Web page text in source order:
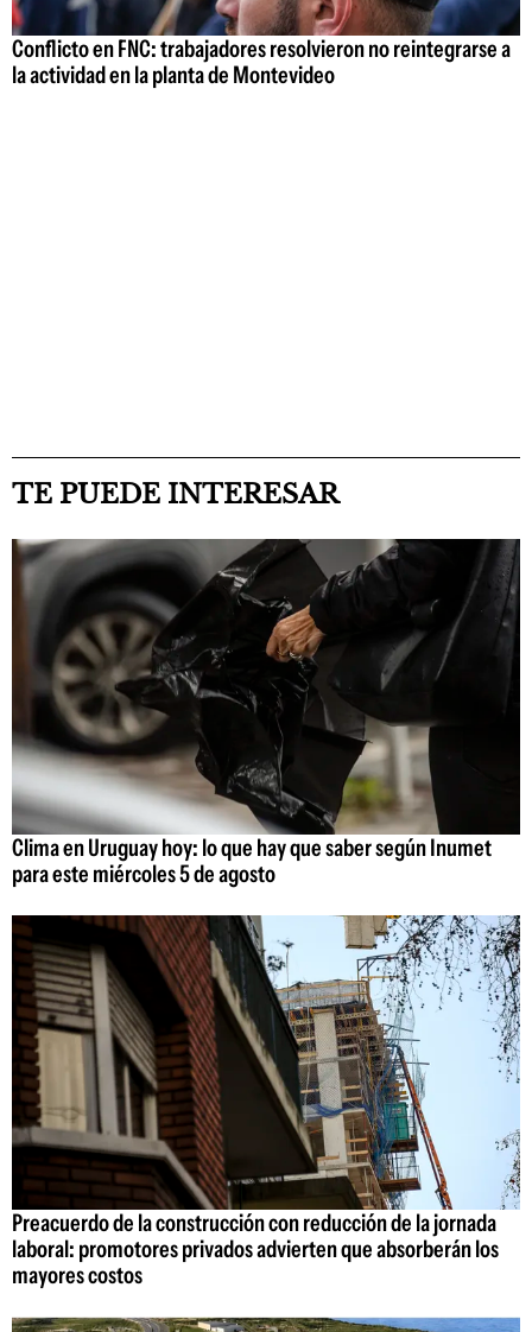
Conflicto en FNC: trabajadores resolvieron no reintegrarse a
la actividad en la planta de Montevideo
TE PUEDE INTERESAR
Clima en Uruguay hoy: lo que hay que saber según Inumet
para este miércoles 5 de agosto
Preacuerdo de la construcción con reducción de la jornada
laboral: promotores privados advierten que absorberán los
mayores costos